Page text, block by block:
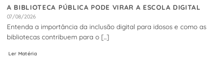
A BIBLIOTECA PÚBLICA PODE VIRAR A ESCOLA DIGITAL
07/08/2026
Entenda a importância da inclusão digital para idosos e como as
bibliotecas contribuem para o [...]
Ler Matéria